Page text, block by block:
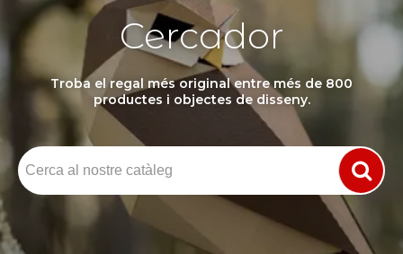
Cercador
Troba el regal més original entre més de 800
productes i objectes de disseny.